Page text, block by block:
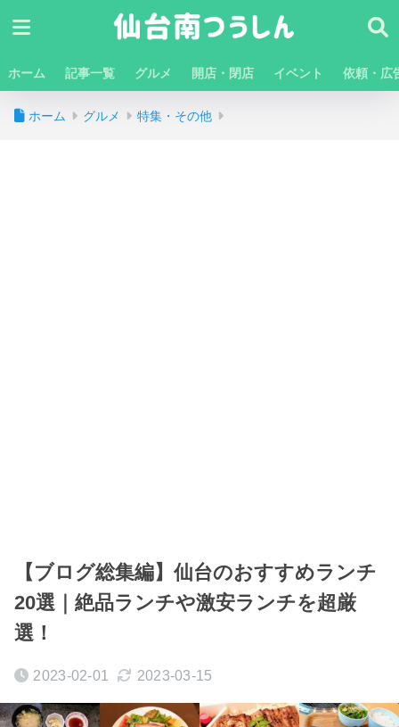
ホーム 記事一覧 グルメ 開店・閉店 イベント 依頼・広
ホーム グルメ 特集・その他
【ブログ総集編】仙台のおすすめランチ
20選｜絶品ランチや激安ランチを超厳
選！
2023-02-01 2023-03-15